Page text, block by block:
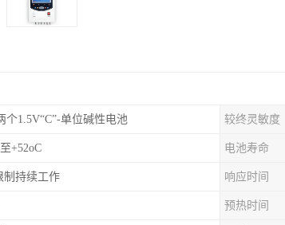
个1.5V“C”-单位碱性电池 较终灵敏度
+52oC 电池寿命
制持续工作 响应时间
预热时间